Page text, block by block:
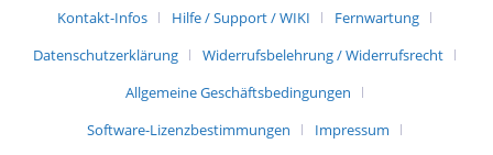
Kontakt-Infos
Hilfe / Support / WIKI
Fernwartung
Datenschutzerklärung
Widerrufsbelehrung / Widerrufsrecht
Allgemeine Geschäftsbedingungen
Software-Lizenzbestimmungen
Impressum